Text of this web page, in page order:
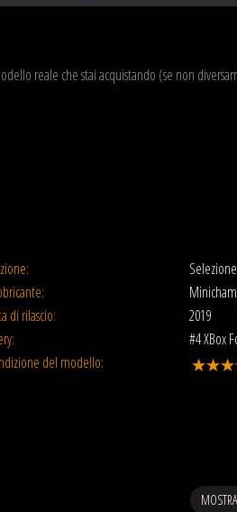
reale che stai acquistando (se non
di rilascio: 2019
#4 XBox
del modello: